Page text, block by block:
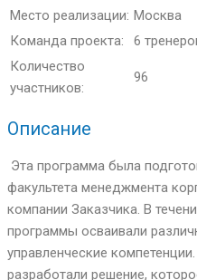
Место реализации: Москва
Команда проекта:
6
Количество
участников:
96
Описание
Эта программа была
факультета менеджмента
компании Заказчика. В
программы осваивали
управленческие
разработали решение,